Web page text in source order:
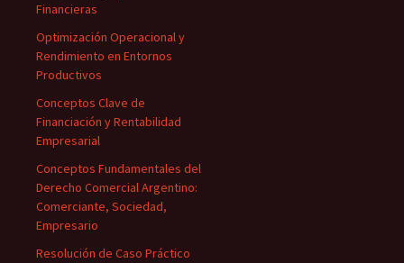
Financieras
Optimización Operacional y
Rendimiento en Entornos
Productivos
Conceptos Clave de
Financiación y Rentabilidad
Empresarial
Conceptos Fundamentales del
Derecho Comercial Argentino:
Comerciante, Sociedad,
Empresario
Resolución de Caso Práctico